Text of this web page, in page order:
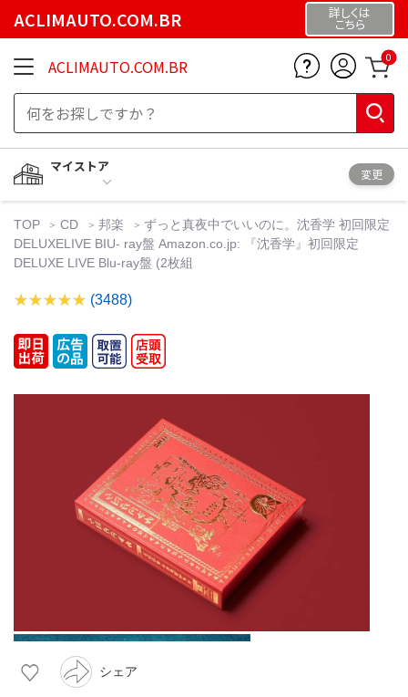
ACLIMAUTO.COM.BR 詳しくは
こちら
ACLIMAUTO.COM.BR 0
マイストア
変更
TOP CD 邦楽
ずっと真夜中でいいのに。沈香学 初回限定
DELUXELIVE BIU- ray盤 Amazon.co.jp: 『沈香学』初回限定
DELUXE LIVE Blu-ray盤 (2枚組
(3488)
シェア